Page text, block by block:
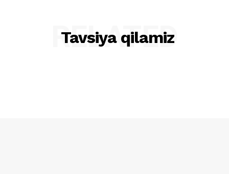
Tavsiya qilamiz
RELATED